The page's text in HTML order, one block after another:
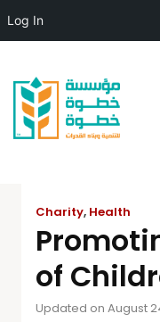
Charity, Health
of
Updated on August
Log In